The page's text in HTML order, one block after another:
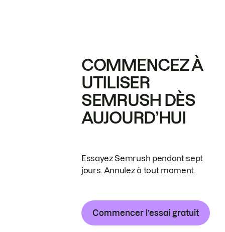
COMMENCEZ À
UTILISER
SEMRUSH DÈS
AUJOURD’HUI
Essayez Semrush pendant sept
jours. Annulez à tout moment.
Commencer l’essai gratuit